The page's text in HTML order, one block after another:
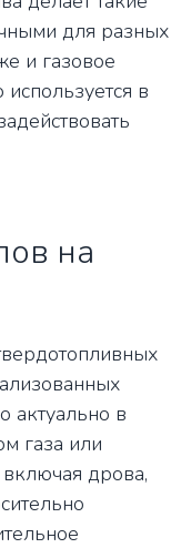
для разных
и газовое
в
на
актуально в
газа или
дрова,